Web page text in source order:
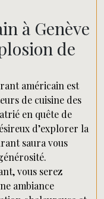
à Genève
de
américain est
de cuisine des
en quête de
d’explorer la
saura vous
vous serez
ambiance